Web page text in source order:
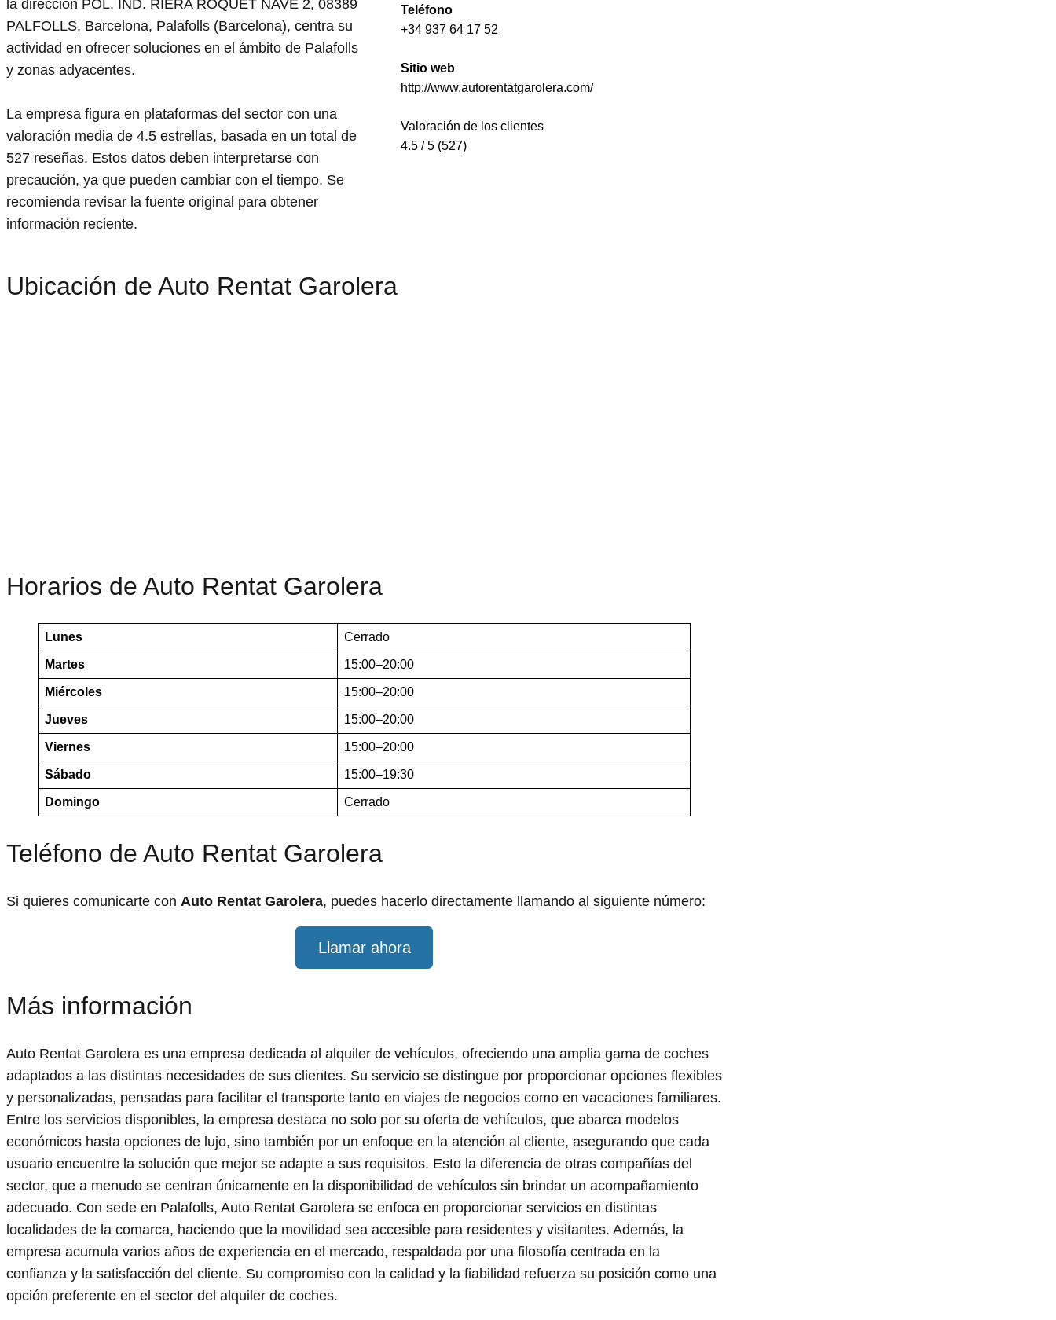
la dirección POL. IND. RIERA ROQUET NAVE 2, 08389
PALFOLLS, Barcelona, Palafolls (Barcelona), centra su
actividad en ofrecer soluciones en el ámbito de Palafolls
y zonas adyacentes.
La empresa figura en plataformas del sector con una
valoración media de 4.5 estrellas, basada en un total de
527 reseñas. Estos datos deben interpretarse con
precaución, ya que pueden cambiar con el tiempo. Se
recomienda revisar la fuente original para obtener
información reciente.
Teléfono
+34 937 64 17 52
Sitio web
http://www.autorentatgarolera.com/
Valoración de los clientes
4.5 / 5 (527)
Ubicación de Auto Rentat Garolera
Horarios de Auto Rentat Garolera
Lunes Cerrado
Martes 15:00–20:00
Miércoles 15:00–20:00
Jueves 15:00–20:00
Viernes 15:00–20:00
Sábado 15:00–19:30
Domingo Cerrado
Teléfono de Auto Rentat Garolera
Si quieres comunicarte con Auto Rentat Garolera, puedes hacerlo directamente llamando al siguiente número:
Llamar ahora
Más información
Auto Rentat Garolera es una empresa dedicada al alquiler de vehículos, ofreciendo una amplia gama de coches
adaptados a las distintas necesidades de sus clientes. Su servicio se distingue por proporcionar opciones flexibles
y personalizadas, pensadas para facilitar el transporte tanto en viajes de negocios como en vacaciones familiares.
Entre los servicios disponibles, la empresa destaca no solo por su oferta de vehículos, que abarca modelos
económicos hasta opciones de lujo, sino también por un enfoque en la atención al cliente, asegurando que cada
usuario encuentre la solución que mejor se adapte a sus requisitos. Esto la diferencia de otras compañías del
sector, que a menudo se centran únicamente en la disponibilidad de vehículos sin brindar un acompañamiento
adecuado. Con sede en Palafolls, Auto Rentat Garolera se enfoca en proporcionar servicios en distintas
localidades de la comarca, haciendo que la movilidad sea accesible para residentes y visitantes. Además, la
empresa acumula varios años de experiencia en el mercado, respaldada por una filosofía centrada en la
confianza y la satisfacción del cliente. Su compromiso con la calidad y la fiabilidad refuerza su posición como una
opción preferente en el sector del alquiler de coches.